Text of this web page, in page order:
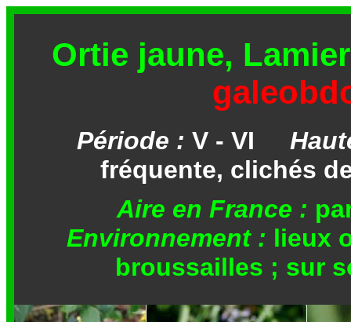
Ortie jaune,
Période : V - VI
fréquente, clichés
Aire en France :
Environnement : lieux
broussailles ; sur